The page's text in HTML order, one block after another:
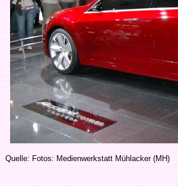
Quelle: Fotos: Medienwerkstatt Mühlacker (MH)